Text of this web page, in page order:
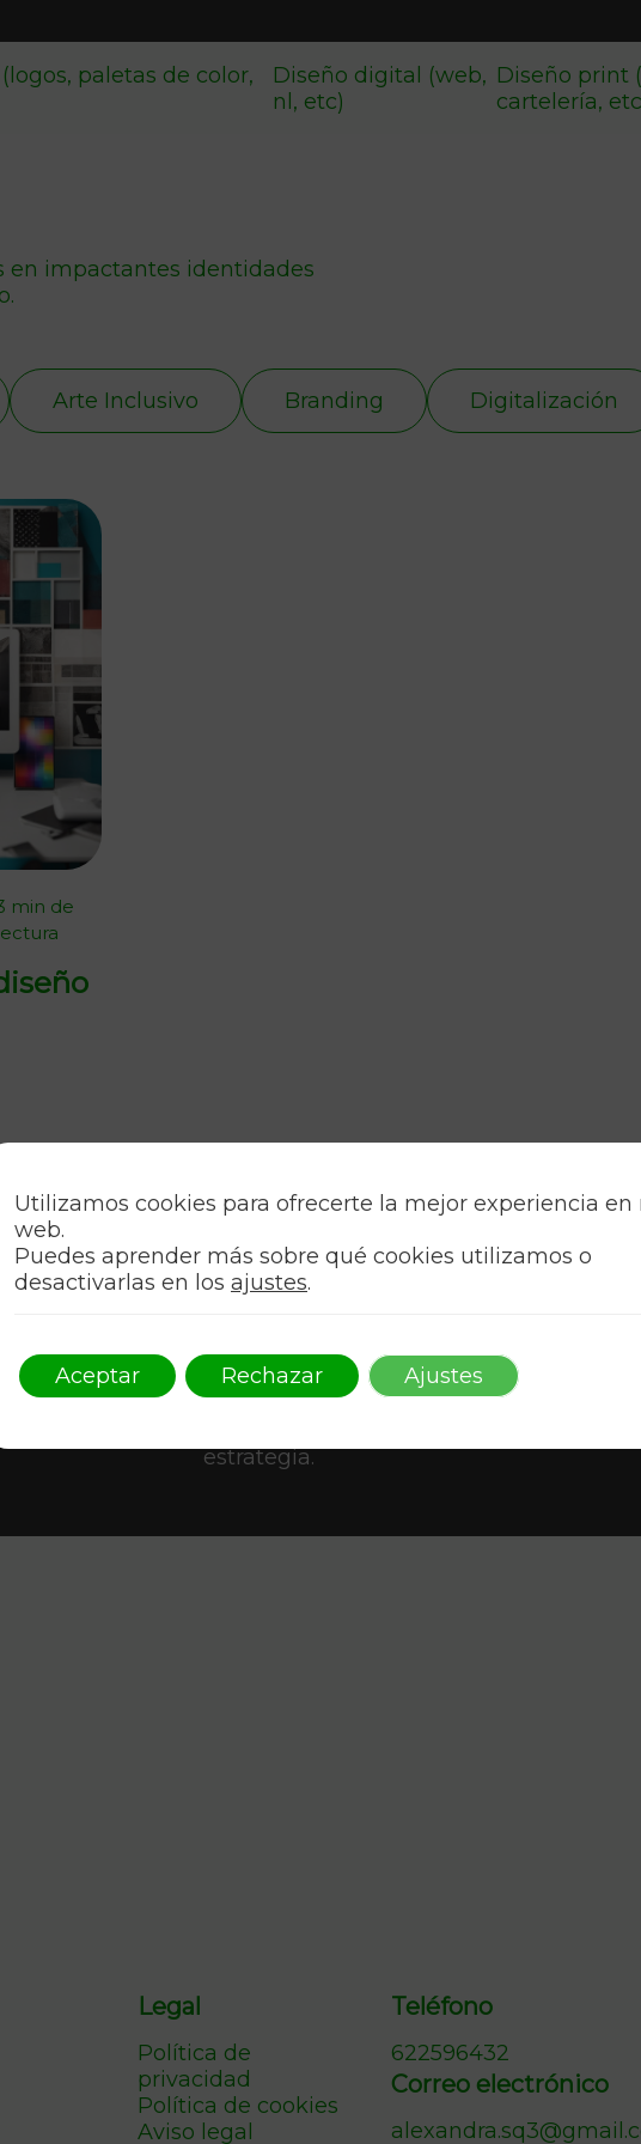
paletas de color,
Diseño digital (web,
nl, etc)
Diseño print
cartelería,
en impactantes identidades
Arte Inclusivo Branding Digitalización
min de
Como AAFF, transformamos ideas en
Conecta con tu audiencia a través de un
estrategia.
Legal
Política de
privacidad
Política de cookies
Aviso legal
Teléfono
622596432
Correo electrónico
Utilizamos cookies para ofrecerte la mejor experiencia en
web.
Puedes aprender más sobre qué cookies utilizamos o
desactivarlas en los ajustes.
Aceptar Rechazar Ajustes